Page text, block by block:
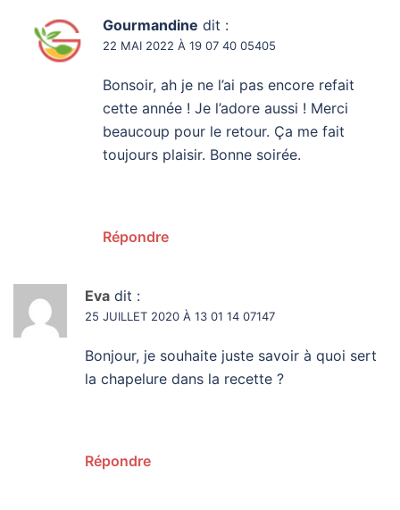
Gourmandine dit :
22 MAI 2022 À 19 07 40 05405
Bonsoir, ah je ne l’ai pas encore refait
cette année ! Je l’adore aussi ! Merci
beaucoup pour le retour. Ça me fait
toujours plaisir. Bonne soirée.
Répondre
Eva dit :
25 JUILLET 2020 À 13 01 14 07147
Bonjour, je souhaite juste savoir à quoi sert
la chapelure dans la recette ?
Répondre